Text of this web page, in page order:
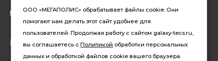
8(962)633-02-15 (чат в MAX)
Конфиденциальность
ООО «МЕГАПОЛИС» обрабатывает файлы cookie. Они
помогают нам делать этот сайт удобнее для
пользователей. Продолжая работу с сайтом galaxy-tecs.ru,
вы соглашаетесь сПолитикой обработки персональных
данных и обработкой файлов cookie вашего браузера.